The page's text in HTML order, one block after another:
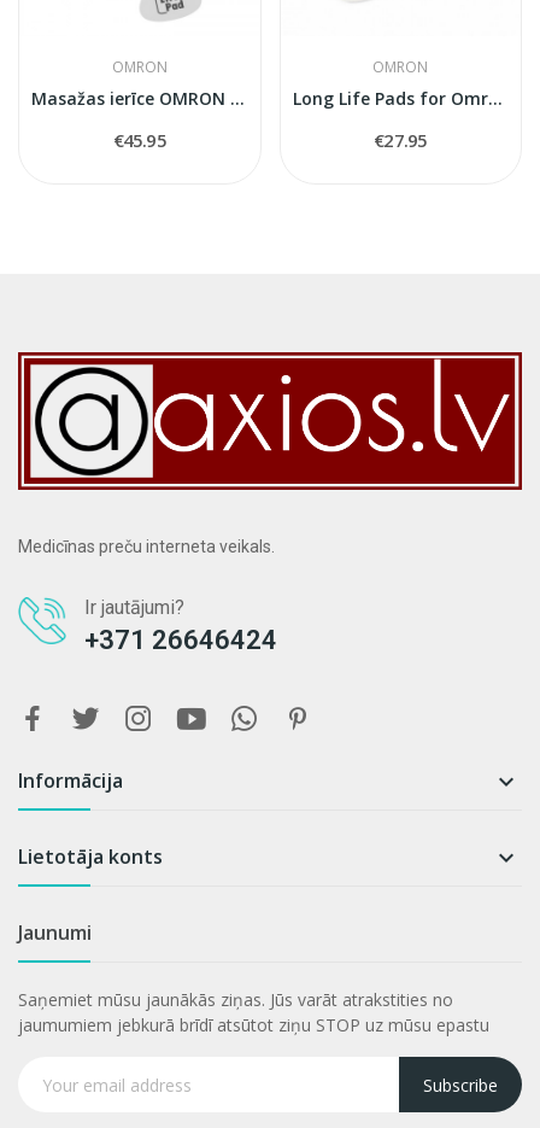
OMRON
Masažas ierīce OMRON PocketTens
€45.95
OMRON
Long Life Pads for Omron E3 intense
€27.95
Medicīnas preču interneta veikals.
Ir jautājumi?
+371 26646424
Informācija 
Lietotāja konts 
Jaunumi
Saņemiet mūsu jaunākās ziņas. Jūs varāt atrakstities no
jaumumiem jebkurā brīdī atsūtot ziņu STOP uz mūsu epastu
Subscribe